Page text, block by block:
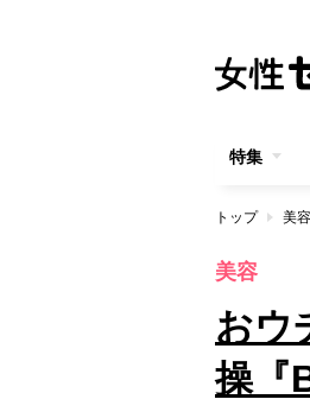
特集
トップ 美容
美容
おウ
操『